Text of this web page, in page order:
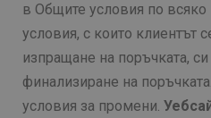
в Общите условия по
условия, с които клиентът
изпращане на поръчката,
финализиране на
условия за промени.